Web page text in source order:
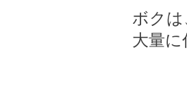
ボク
大量に